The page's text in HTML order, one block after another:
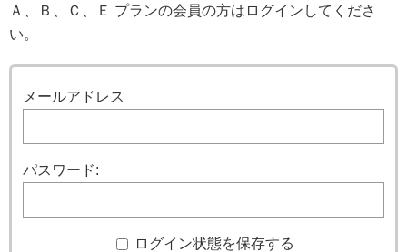
Ａ、Ｂ、Ｃ、Ｅ プランの会員の方はログインしてくださ
い。
メールアドレス
パスワード:
ログイン状態を保存する